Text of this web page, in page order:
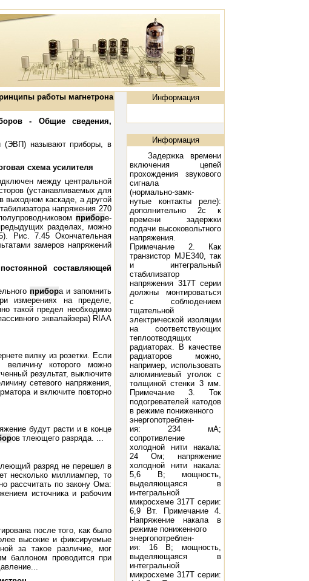
работы магнетрона
- Общие сведения,
(ЭВП) называют приборы, в
схема усилителя
между центральной
(устанавливаемых для
выходном каскаде, а другой
напряжения 270
приборе-
разделах, можно
Рис. 7.45 Окончательная
замеров напряжений
составляющей
прибора и запомнить
измерениях на пределе,
такой предел необходимо
эквалайзера) RIAA
вилку из розетки. Если
которого можно
результат, выключите
сетевого напряжения,
и включите повторно
будут расти и в конце
ов тлеющего разряда. ...
разряд не перешел в
несколько миллиампер, то
рассчитать по закону Ома:
источника и рабочим
после того, как было
высокие и фиксируемые
за такое различие, мог
баллоном проводится при
Информация
Информация
Задержка времени
включения цепей
прохождения звукового
сигнала
(нормально-замк-
нутые контакты реле):
дополнительно 2с к
времени задержки
подачи высоковольтного
напряжения.
Примечание 2. Как
транзистор MJE340, так
и интегральный
стабилизатор
напряжения 317Т серии
должны монтироваться
с соблюдением
тщательной
электрической изоляции
на соответствующих
теплоотводящих
радиаторах. В качестве
радиаторов можно,
например, использовать
алюминиевый уголок с
толщиной стенки 3 мм.
Примечание 3. Ток
подогревателей катодов
в режиме пониженного
энергопотреблен-
ия: 234 мА;
сопротивление
холодной нити накала:
24 Ом; напряжение
холодной нити накала:
5,6 В; мощность,
выделяющаяся в
интегральной
микросхеме 317Т серии:
6,9 Вт. Примечание 4.
Напряжение накала в
режиме пониженного
энергопотреблен-
ия: 16 В; мощность,
выделяющаяся в
интегральной
микросхеме 317Т серии: